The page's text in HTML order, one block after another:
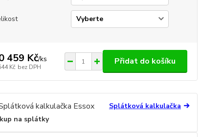
459 Kč/ks
Kč bez DPH
Přidat do košíku
Splátková kalkulačka
na splátky